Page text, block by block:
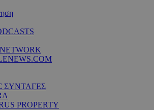
ΣΥΝΤΑΓΕΣ
PROPERTY